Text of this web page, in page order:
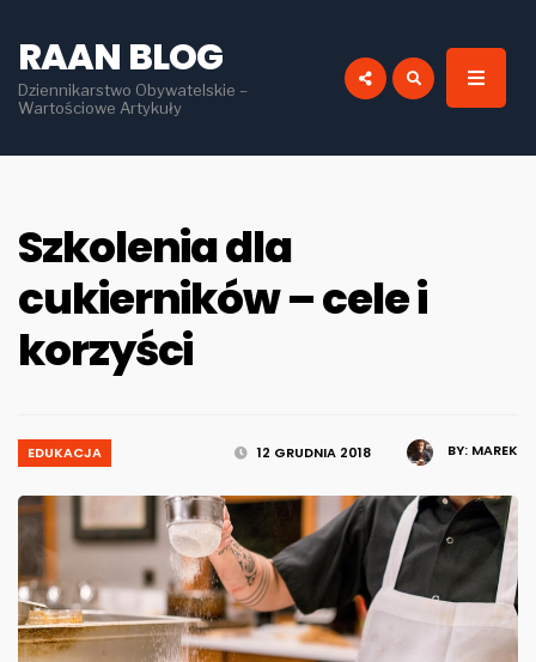
RAAN BLOG
Dziennikarstwo Obywatelskie –
Wartościowe Artykuły
Szkolenia dla
cukierników – cele i
korzyści
BY: MAREK
12 GRUDNIA 2018
EDUKACJA